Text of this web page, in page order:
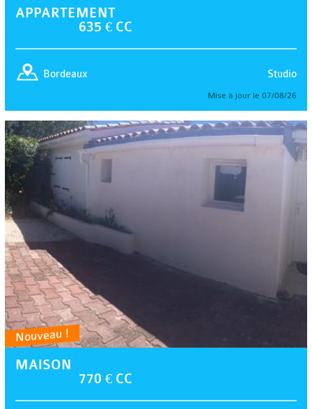
APPARTEMENT
635 € CC
Studio
Bordeaux
Mise à jour le 07/08/26
Nouveau !
MAISON
770 € CC